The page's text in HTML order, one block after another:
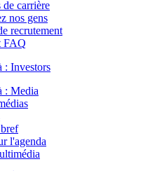
carrière
nos gens
recrutement
FAQ
: Investors
: Media
l'agenda